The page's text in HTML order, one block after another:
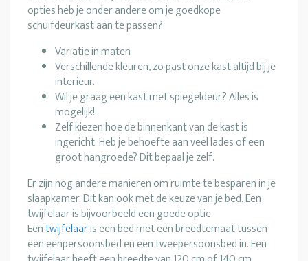
opties heb je onder andere om je goedkope
schuifdeurkast aan te passen?
Variatie in maten
Verschillende kleuren, zo past onze kast altijd bij je
interieur.
Wil je graag een kast met spiegeldeur? Alles is
mogelijk!
Zelf kiezen hoe de binnenkant van de kast is
ingericht. Heb je behoefte aan veel lades of een
groot hangroede? Dit bepaal je zelf.
Er zijn nog andere manieren om ruimte te besparen in je
slaapkamer. Dit kan ook met de keuze van je bed. Een
twijfelaar is bijvoorbeeld een goede optie.
Eentwijfelaaris een bed met een breedtemaat tussen
een eenpersoonsbed en een tweepersoonsbed in. Een